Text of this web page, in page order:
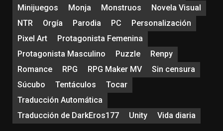
Minijuegos
Monja Monstruos
Novela Visual
NTR
Orgía Parodia PC
Personalización
Pixel Art
Protagonista Femenina
Protagonista Masculino
Puzzle
Renpy
Romance
RPG RPG Maker MV
Sin censura
Súcubo
Tentáculos
Tocar
Traducción Automática
Traducción de DarkEros177
Unity Vida diaria